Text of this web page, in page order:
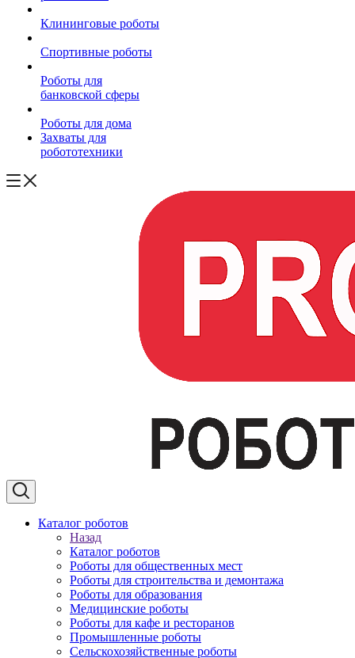
Клининговые роботы
Спортивные роботы
Роботы для
банковской сферы
Роботы для дома
Захваты для
робототехники
Каталог роботов
Назад
Каталог роботов
Роботы для общественных мест
Роботы для строительства и демонтажа
Роботы для образования
Медицинские роботы
Роботы для кафе и ресторанов
Промышленные роботы
Сельскохозяйственные роботы